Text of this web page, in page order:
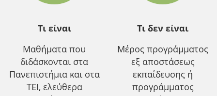
Τι είναι
Μαθήματα που
διδάσκονται στα
Πανεπιστήμια και στα
ΤΕΙ, ελεύθερα
Τι δεν είναι
Μέρος προγράμματος
εξ αποστάσεως
εκπαίδευσης ή
προγράμματος